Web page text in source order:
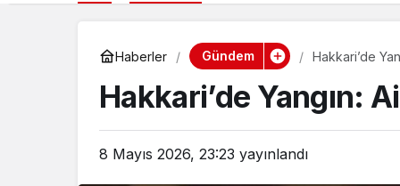
Haberler Gündem Hakkari’de
Hakkari’de Yangın:
8 Mayıs 2026, 23:23 yayınlandı